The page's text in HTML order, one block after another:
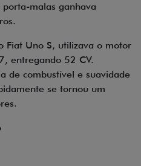
malas ganhava
Fiat Uno S, utilizava o motor
entregando 52 CV.
de combustível e suavidade
se tornou um